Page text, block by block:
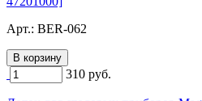
Арт.: BER-062
310 руб.